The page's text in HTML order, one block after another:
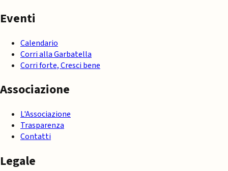
Eventi
Calendario
Corri alla Garbatella
Corri forte, Cresci bene
Associazione
L'Associazione
Trasparenza
Contatti
Legale